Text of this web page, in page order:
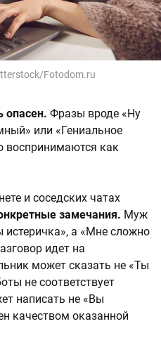
Fotodom.ru
опасен. Фразы вроде «Ну
или «Гениальное
воспринимаются как
и соседских чатах
замечания. Муж
а «Мне сложно
идет на
может сказать не «Ты
не соответствует
написать не «Вы
качеством оказанной